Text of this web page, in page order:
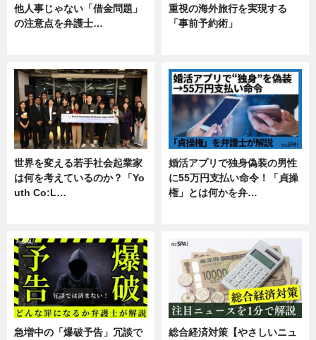
他人事じゃない「借金問題」
の注意点を弁護士…
重視の海外旅行を実現する
「事前予約術」
世界を変える若手社会起業家
は何を考えているのか？「Yo
uth Co:L…
婚活アプリで独身偽装の男性
に55万円支払い命令！「貞操
権」とは何かを弁…
急増中の「爆破予告」冗談で
総合経済対策【やさしいニュ